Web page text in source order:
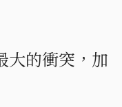
大的衝突，加